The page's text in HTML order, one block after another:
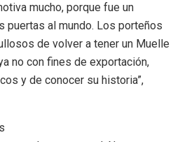
mucho, porque fue un
puertas al mundo. Los porteños
de volver a tener un Muelle
no con fines de exportación,
y de conocer su historia”,